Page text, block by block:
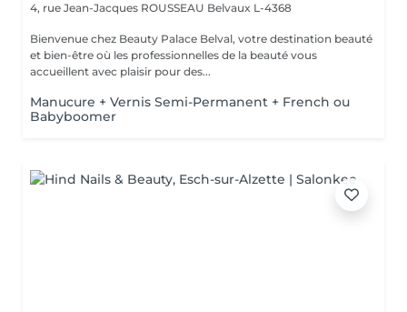
4, rue Jean-Jacques ROUSSEAU Belvaux L-4368
Bienvenue chez Beauty Palace Belval, votre destination beauté
et bien-être où les professionnelles de la beauté vous
accueillent avec plaisir pour des...
Manucure + Vernis Semi-Permanent + French ou
Babyboomer